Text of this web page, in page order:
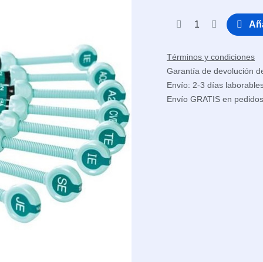
Términos y condiciones
Garantía de devolución
Envío: 2-3 días
Envío GRATIS en